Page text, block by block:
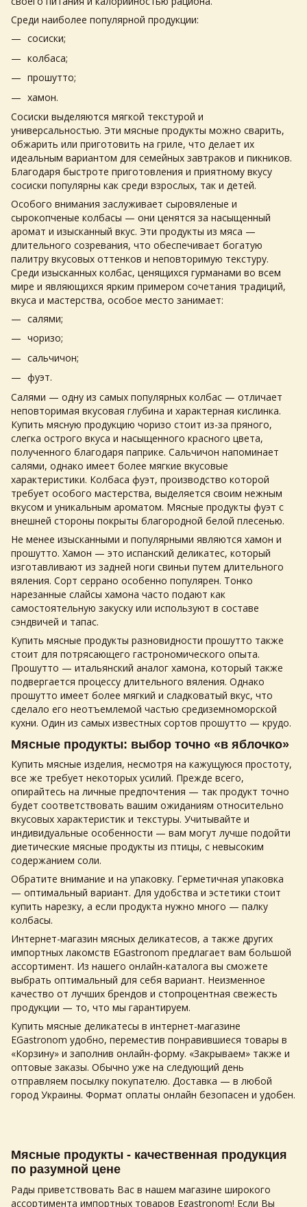
Среди наиболее популярной продукции:
сосиски;
колбаса;
прошутто;
хамон.
Сосиски выделяются мягкой текстурой и
универсальностью. Эти мясные продукты можно сварить,
обжарить или приготовить на гриле, что делает их
идеальным вариантом для семейных завтраков и пикников.
Благодаря быстроте приготовления и приятному вкусу
сосиски популярны как среди взрослых, так и детей.
Особого внимания заслуживает сыровяленые и
сырокопченые колбасы — они ценятся за насыщенный
аромат и изысканный вкус. Эти продукты из мяса —
длительного созревания, что обеспечивает богатую
палитру вкусовых оттенков и неповторимую текстуру.
Среди изысканных колбас, ценящихся гурманами во всем
мире и являющихся ярким примером сочетания традиций,
вкуса и мастерства, особое место занимает:
салями;
чоризо;
сальчичон;
фуэт.
Салями — одну из самых популярных колбас — отличает
неповторимая вкусовая глубина и характерная кислинка.
Купить мясную продукцию чоризо стоит из-за пряного,
слегка острого вкуса и насыщенного красного цвета,
полученного благодаря паприке. Сальчичон напоминает
салями, однако имеет более мягкие вкусовые
характеристики. Колбаса фуэт, производство которой
требует особого мастерства, выделяется своим нежным
вкусом и уникальным ароматом. Мясные продукты фуэт с
внешней стороны покрыты благородной белой плесенью.
Не менее изысканными и популярными являются хамон и
прошутто. Хамон — это испанский деликатес, который
изготавливают из задней ноги свиньи путем длительного
вяления. Сорт серрано особенно популярен. Тонко
нарезанные слайсы хамона часто подают как
самостоятельную закуску или используют в составе
сэндвичей и тапас.
Купить мясные продукты разновидности прошутто также
стоит для потрясающего гастрономического опыта.
Прошутто — итальянский аналог хамона, который также
подвергается процессу длительного вяления. Однако
прошутто имеет более мягкий и сладковатый вкус, что
сделало его неотъемлемой частью средиземноморской
кухни. Один из самых известных сортов прошутто — крудо.
Мясные продукты: выбор точно «в яблочко»
Купить мясные изделия, несмотря на кажущуюся простоту,
все же требует некоторых усилий. Прежде всего,
опирайтесь на личные предпочтения — так продукт точно
будет соответствовать вашим ожиданиям относительно
вкусовых характеристик и текстуры. Учитывайте и
индивидуальные особенности — вам могут лучше подойти
диетические мясные продукты из птицы, с невысоким
содержанием соли.
Обратите внимание и на упаковку. Герметичная упаковка
— оптимальный вариант. Для удобства и эстетики стоит
купить нарезку, а если продукта нужно много — палку
колбасы.
Интернет-магазин мясных деликатесов, а также других
импортных лакомств EGastronom предлагает вам большой
ассортимент. Из нашего онлайн-каталога вы сможете
выбрать оптимальный для себя вариант. Неизменное
качество от лучших брендов и стопроцентная свежесть
продукции — то, что мы гарантируем.
Купить мясные деликатесы в интернет-магазине
EGastronom удобно, переместив понравившиеся товары в
«Корзину» и заполнив онлайн-форму. «Закрываем» также и
оптовые заказы. Обычно уже на следующий день
отправляем посылку покупателю. Доставка — в любой
город Украины. Формат оплаты онлайн безопасен и удобен.
Мясные продукты - качественная продукция
по разумной цене
Рады приветствовать Вас в нашем магазине широкого
ассортимента импортных товаров Egastronom! Если Вы